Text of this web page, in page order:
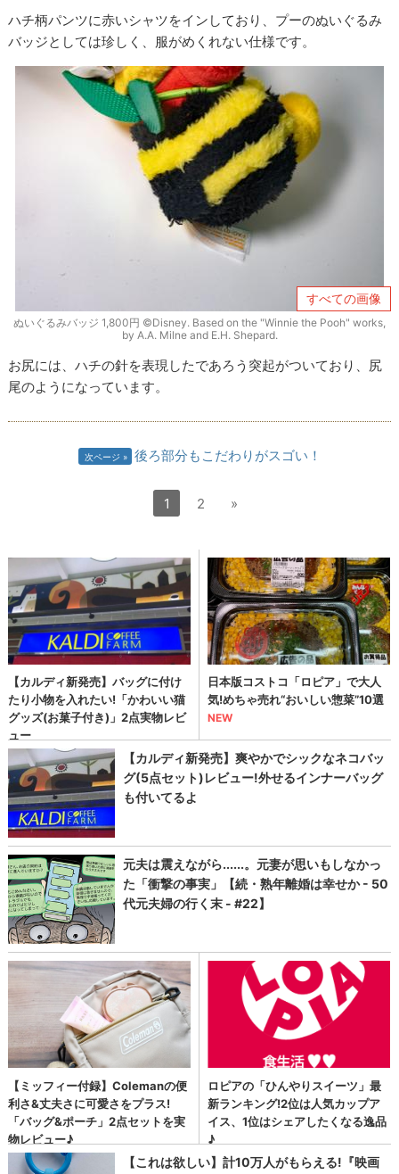
ハチ柄パンツに赤いシャツをインしており、プーのぬいぐるみ
バッジとしては珍しく、服がめくれない仕様です。
すべての画像
ぬいぐるみバッジ 1,800円 ©Disney. Based on the "Winnie the Pooh" works,
by A.A. Milne and E.H. Shepard.
お尻には、ハチの針を表現したであろう突起がついており、尻
尾のようになっています。
次ページ 後ろ部分もこだわりがスゴい！
1 2 »